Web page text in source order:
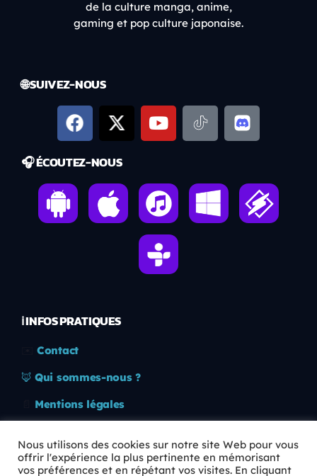
de la culture manga, anime,
gaming et pop culture japonaise.
🌐 SUIVEZ-NOUS
🎧 ÉCOUTEZ-NOUS
ℹ️ INFOS PRATIQUES
Contact
🦊 Qui sommes-nous ?
Mentions légales
🛡️ RGPD
Nous utilisons des cookies sur notre site Web pour vous
offrir l'expérience la plus pertinente en mémorisant
vos préférences et en répétant vos visites. En cliquant